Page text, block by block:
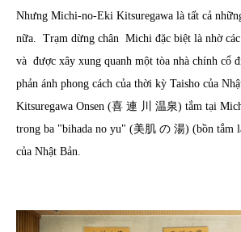
Nhưng Michi-no-Eki Kitsuregawa là tất cả
nữa. Trạm dừng chân Michi đặc biệt là nhờ
và được xây xung quanh một tòa nhà chính cổ
phản ánh phong cách của thời kỳ Taisho của
Kitsuregawa Onsen (喜 連 川 温泉) tắm tại
trong ba "bihada no yu" (美肌 の 湯) (bồn tắm
của Nhật Bản.